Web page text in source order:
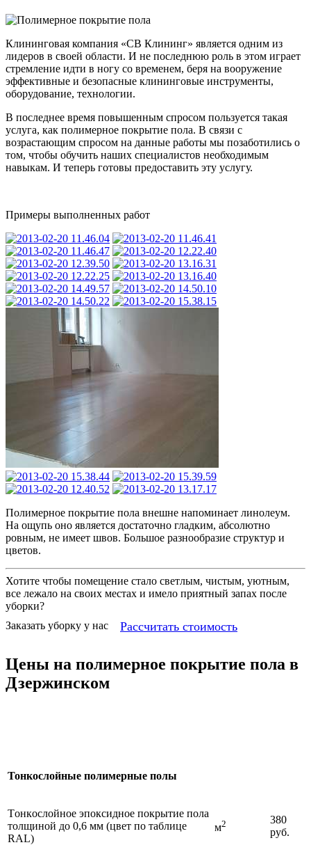
Клининговая компания «СВ Клининг» является одним из
лидеров в своей области. И не последнюю роль в этом играет
стремление идти в ногу со временем, беря на вооружение
эффективные и безопасные клининговые инструменты,
оборудование, технологии.
В последнее время повышенным спросом пользуется такая
услуга, как полимерное покрытие пола. В связи с
возрастающим спросом на данные работы мы позаботились о
том, чтобы обучить наших специалистов необходимым
навыкам. И теперь готовы предоставить эту услугу.
Примеры выполненных работ
Полимерное покрытие пола внешне напоминает линолеум.
На ощупь оно является достаточно гладким, абсолютно
ровным, не имеет швов. Большое разнообразие структур и
цветов.
Хотите чтобы помещение стало светлым, чистым, уютным,
все лежало на своих местах и имело приятный запах после
уборки?
Заказать уборку у нас
Рассчитать стоимость
Цены на полимерное покрытие пола в
Дзержинском
Тонкослойные полимерные полы
Тoнкocлoйнoe эпоксидное покрытие пoлa
тoлщинoй до 0,6 мм (цвeт по таблице
RAL)
м2
380
руб.